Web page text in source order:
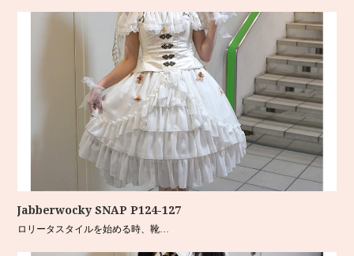
Jabberwocky SNAP P124-127
ロリータスタイルを始める時、靴…